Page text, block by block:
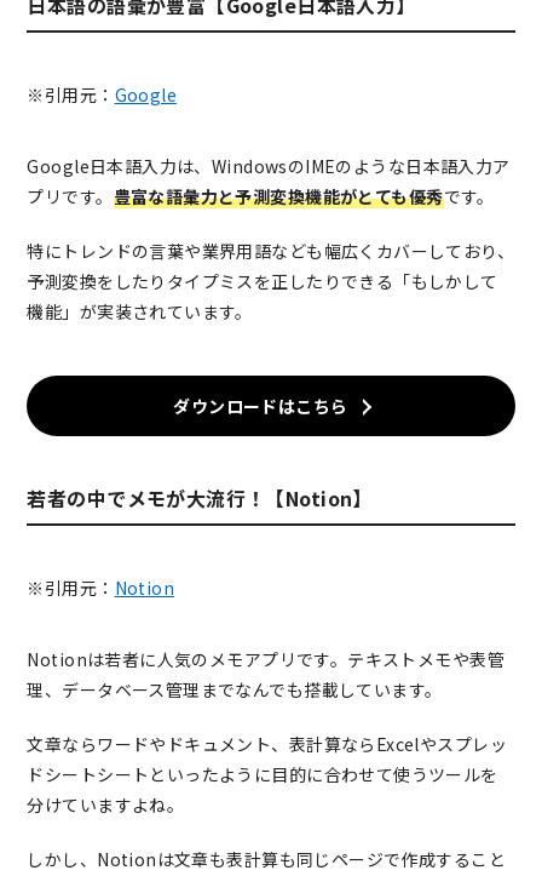
※引用元： Google
Google日本語入力は、WindowsのIMEのような日本語入力ア
プリです。 豊富な語彙力と予測変換機能がとても優秀です。
特にトレンドの言葉や業界用語なども幅広くカバーしており、
予測変換をしたりタイプミスを正したりできる「もしかして
機能」が実装されています。
ダウンロードはこちら
若者の中でメモが大流行！【Notion】
※引用元： Notion
Notionは若者に人気のメモアプリです。テキストメモや表管
理、データベース管理までなんでも搭載しています。
文章ならワードやドキュメント、表計算ならExcelやスプレッ
ドシートシートといったように目的に合わせて使うツールを
分けていますよね。
しかし、Notionは文章も表計算も同じページで作成すること